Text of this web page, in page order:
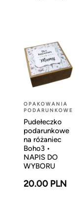
OPAKOWANIA
PODARUNKOWE
Pudełeczko
podarunkowe
na różaniec
Boho3 •
NAPIS DO
WYBORU
20.00 PLN